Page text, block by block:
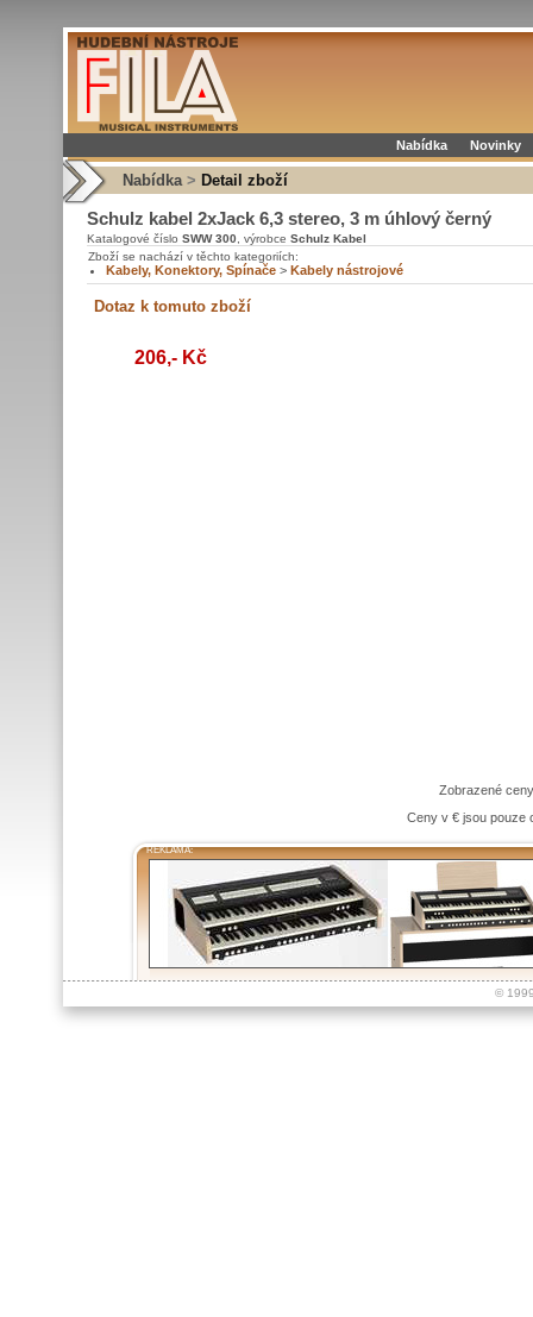
Nabídka Novinky
Nabídka > Detail zboží
Schulz kabel 2xJack 6,3 stereo, 3 m úhlový černý
Katalogové číslo SWW 300 , výrobce Schulz Kabel
Zboží se nachází v těchto kategoriích:
Kabely, Konektory, Spínače > Kabely nástrojové
206,- Kč
Zobrazené
Ceny v € jsou pouze
REKLAMA:
©